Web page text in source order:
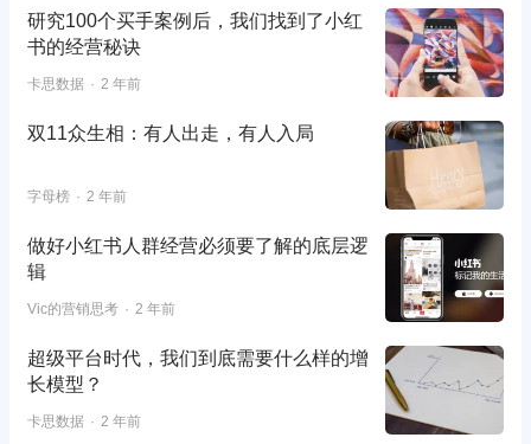
研究100个买手案例后，我们找到了小红
书的经营秘诀
卡思数据 2 年前
双11众生相：有人出走，有人入局
字母榜 2 年前
做好小红书人群经营必须要了解的底层逻
辑
Vic的营销思考 2 年前
超级平台时代，我们到底需要什么样的增
长模型？
卡思数据 2 年前